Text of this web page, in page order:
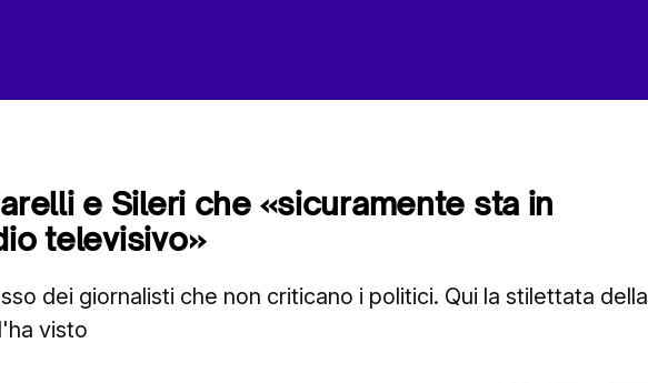
e Sileri che «sicuramente sta in
televisivo»
dei giornalisti che non criticano i politici. Qui la stilettata della
visto